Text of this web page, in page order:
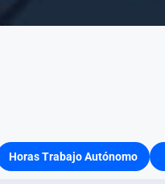
Horas Trabajo Autónomo